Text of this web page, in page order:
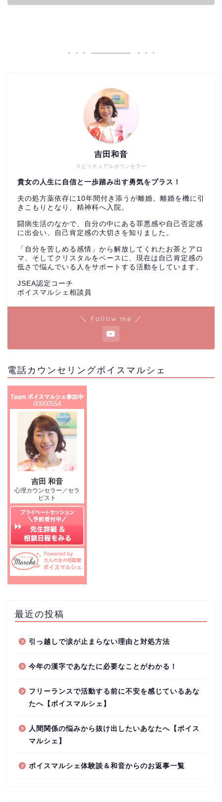
スピリチュアルカウンセラー
吉田和音
貴女の人生に自信と一歩踏み出す勇気をプラス！
夫の処方薬依存に10年間付き添うが離婚。離婚を機に引
きこもりとなり、精神科へ入院。
闘病生活のなかで、自分の中にある罪悪感や自己否定感
に出会い、自己肯定感の大切さを知りました。
「自分を苦しめる感情」から解放してくれたお茶とアロ
マ、そしてクリスタルをベースに、現在は自己肯定感の
低さで悩んでいる人をサポートする活動をしています。
JSEA認定コーチ
ボイスマルシェ相談員
＼ Follow me ／
電話カウンセリングボイスマルシェ
最近の投稿
引っ越しで涙が止まらない理由と対処方法
今年の漢字であなたに必要なことがわかる！
フリーランスで活動する前に不安を感じているあな
たへ【ボイスマルシェ】
人間関係の悩みから抜け出したいあなたへ【ボイス
マルシェ】
ボイスマルシェ体験談＆和音からのお返事一覧